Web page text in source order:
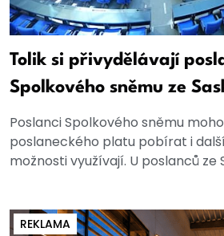
Tolik si přivydělávají
Spolkového sněmu ze
Poslanci Spolkového sněmu
poslaneckého platu pobírat i
možnosti využívají. U poslanců ze
REKLAMA